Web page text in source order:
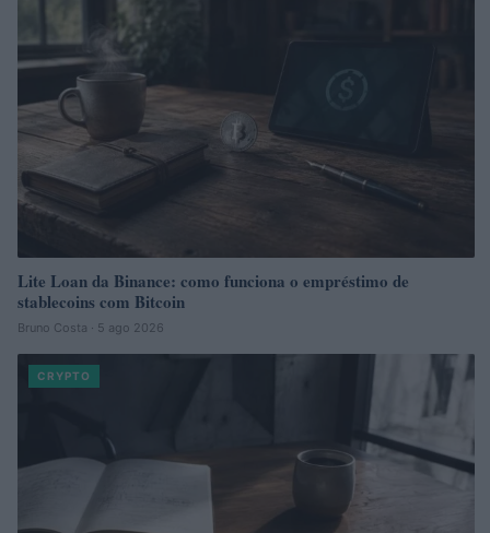
Lite Loan da Binance: como funciona o empréstimo de
stablecoins com Bitcoin
Bruno Costa · 5 ago 2026
CRYPTO